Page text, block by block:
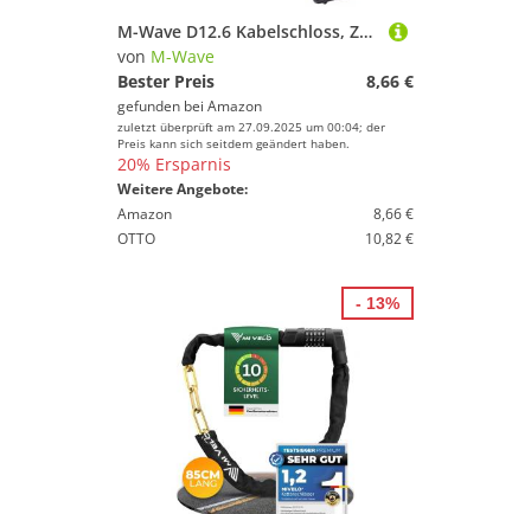
M-Wave D12.6 Kabelschloss, Zahlenschloss, Fahrradschloss, 60cm lang, Ø12mm, Stahlseilschloss, Kabelschloss, für Kinder und Erwachsene, mit 4 Zahlenscheiben, einstellbarer Sicherheitscode, Fahrradschloss für Mountainbike/Rennrad/BMX/MTB, inkl. Halter
von M-Wave
Bester Preis
8,66 €
gefunden bei Amazon
zuletzt überprüft am 27.09.2025 um 00:04; der
Preis kann sich seitdem geändert haben.
20% Ersparnis
Weitere Angebote:
Amazon
8,66 €
OTTO
10,82 €
- 13%